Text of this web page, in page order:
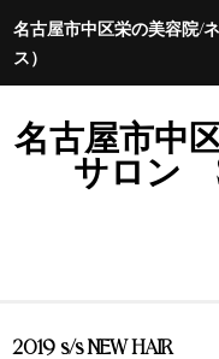
名古屋市中区栄の美容院/
ス）
名古屋市中
サロン
ホーム
2019 s/s NEW HAIR